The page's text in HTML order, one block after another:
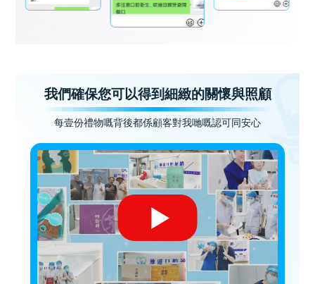
我們確保您可以得到細緻的關懷與照顧
每壹份禮物嘅背後都係顧客對我哋嘅認可同安心